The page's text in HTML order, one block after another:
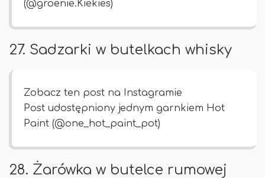
(@groenie.Kiekies)
27. Sadzarki w butelkach whisky
Zobacz ten post na Instagramie
Post udostępniony jednym garnkiem Hot
Paint (@one_hot_paint_pot)
28. Żarówka w butelce rumowej